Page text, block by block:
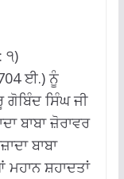
੧)
ਈ.) ਨੂੰ
ਗੋਬਿੰਦ ਸਿੰਘ ਜੀ
ਬਾਬਾ ਜ਼ੋਰਾਵਰ
ਬਾਬਾ
ਸ਼ਹਾਦਤਾਂ